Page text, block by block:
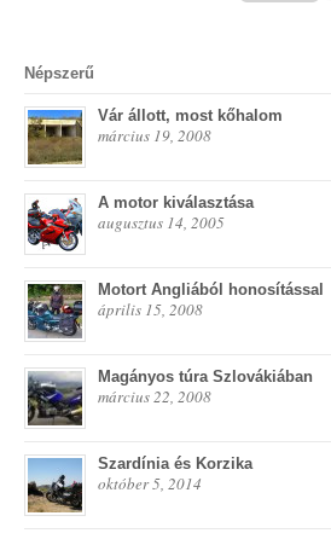
Népszerű
Vár állott, most kőhalom
március 19, 2008
A motor kiválasztása
augusztus 14, 2005
Motort Angliából honosítással
április 15, 2008
Magányos túra Szlovákiában
március 22, 2008
Szardínia és Korzika
október 5, 2014